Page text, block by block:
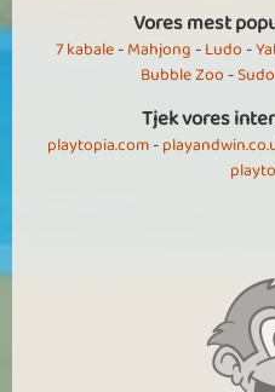
Vores mest
7 kabale-Mahjong-Ludo-
Bubble Zoo-
Tjek vores
playtopia.com-